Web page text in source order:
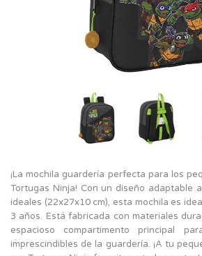
¡La mochila guardería perfecta para los
Tortugas Ninja! Con un diseño adaptable
ideales (22x27x10 cm), esta mochila es
3 años. Está fabricada con materiales
espacioso compartimento principal
imprescindibles de la guardería. ¡A tu